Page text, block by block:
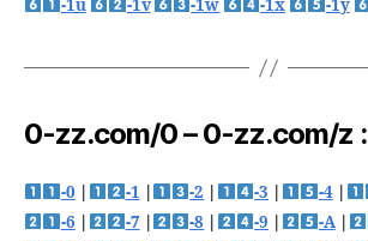
-1u -1v -1w -1x -1y
0-zz.com/0 – 0-zz.com/z :
-0 -1 -2 -3 -4|
-6
-7 -8 -9 -A|